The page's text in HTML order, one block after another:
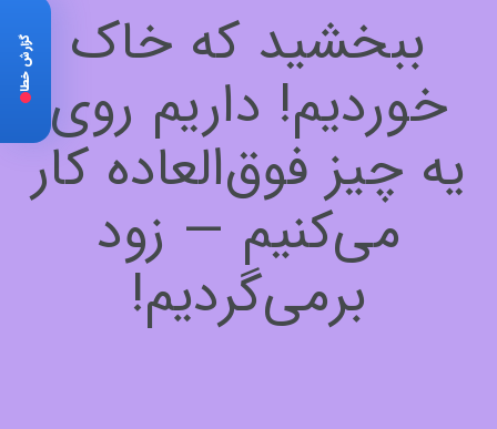
ببخشید که خاک
خوردیم! داریم روی
یه چیز فوق‌العاده کار
می‌کنیم — زود
برمی‌گردیم!
گزارش خطا